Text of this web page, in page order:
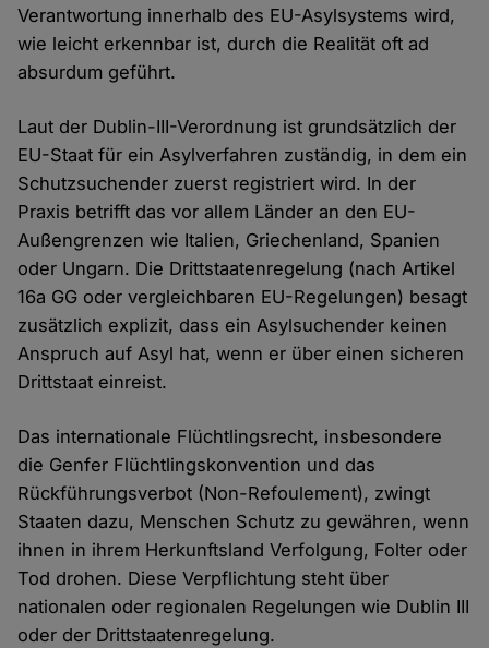
Verantwortung innerhalb des EU-Asylsystems wird,
wie leicht erkennbar ist, durch die Realität oft ad
absurdum geführt.
Laut der Dublin-III-Verordnung ist grundsätzlich der
EU-Staat für ein Asylverfahren zuständig, in dem ein
Schutzsuchender zuerst registriert wird. In der
Praxis betrifft das vor allem Länder an den EU-
Außengrenzen wie Italien, Griechenland, Spanien
oder Ungarn. Die Drittstaatenregelung (nach Artikel
16a GG oder vergleichbaren EU-Regelungen) besagt
zusätzlich explizit, dass ein Asylsuchender keinen
Anspruch auf Asyl hat, wenn er über einen sicheren
Drittstaat einreist.
Das internationale Flüchtlingsrecht, insbesondere
die Genfer Flüchtlingskonvention und das
Rückführungsverbot (Non-Refoulement), zwingt
Staaten dazu, Menschen Schutz zu gewähren, wenn
ihnen in ihrem Herkunftsland Verfolgung, Folter oder
Tod drohen. Diese Verpflichtung steht über
nationalen oder regionalen Regelungen wie Dublin III
oder der Drittstaatenregelung.